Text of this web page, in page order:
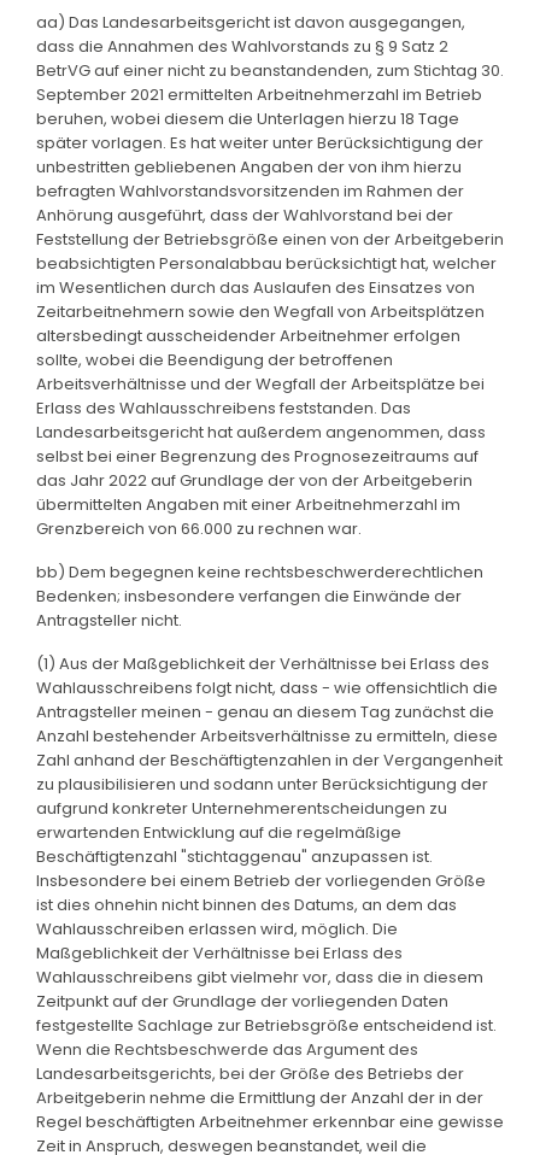
aa) Das Landesarbeitsgericht ist davon ausgegangen,
dass die Annahmen des Wahlvorstands zu § 9 Satz 2
BetrVG auf einer nicht zu beanstandenden, zum Stichtag 30.
September 2021 ermittelten Arbeitnehmerzahl im Betrieb
beruhen, wobei diesem die Unterlagen hierzu 18 Tage
später vorlagen. Es hat weiter unter Berücksichtigung der
unbestritten gebliebenen Angaben der von ihm hierzu
befragten Wahlvorstandsvorsitzenden im Rahmen der
Anhörung ausgeführt, dass der Wahlvorstand bei der
Feststellung der Betriebsgröße einen von der Arbeitgeberin
beabsichtigten Personalabbau berücksichtigt hat, welcher
im Wesentlichen durch das Auslaufen des Einsatzes von
Zeitarbeitnehmern sowie den Wegfall von Arbeitsplätzen
altersbedingt ausscheidender Arbeitnehmer erfolgen
sollte, wobei die Beendigung der betroffenen
Arbeitsverhältnisse und der Wegfall der Arbeitsplätze bei
Erlass des Wahlausschreibens feststanden. Das
Landesarbeitsgericht hat außerdem angenommen, dass
selbst bei einer Begrenzung des Prognosezeitraums auf
das Jahr 2022 auf Grundlage der von der Arbeitgeberin
übermittelten Angaben mit einer Arbeitnehmerzahl im
Grenzbereich von 66.000 zu rechnen war.
bb) Dem begegnen keine rechtsbeschwerderechtlichen
Bedenken; insbesondere verfangen die Einwände der
Antragsteller nicht.
(1) Aus der Maßgeblichkeit der Verhältnisse bei Erlass des
Wahlausschreibens folgt nicht, dass - wie offensichtlich die
Antragsteller meinen - genau an diesem Tag zunächst die
Anzahl bestehender Arbeitsverhältnisse zu ermitteln, diese
Zahl anhand der Beschäftigtenzahlen in der Vergangenheit
zu plausibilisieren und sodann unter Berücksichtigung der
aufgrund konkreter Unternehmerentscheidungen zu
erwartenden Entwicklung auf die regelmäßige
Beschäftigtenzahl "stichtaggenau" anzupassen ist.
Insbesondere bei einem Betrieb der vorliegenden Größe
ist dies ohnehin nicht binnen des Datums, an dem das
Wahlausschreiben erlassen wird, möglich. Die
Maßgeblichkeit der Verhältnisse bei Erlass des
Wahlausschreibens gibt vielmehr vor, dass die in diesem
Zeitpunkt auf der Grundlage der vorliegenden Daten
festgestellte Sachlage zur Betriebsgröße entscheidend ist.
Wenn die Rechtsbeschwerde das Argument des
Landesarbeitsgerichts, bei der Größe des Betriebs der
Arbeitgeberin nehme die Ermittlung der Anzahl der in der
Regel beschäftigten Arbeitnehmer erkennbar eine gewisse
Zeit in Anspruch, deswegen beanstandet, weil die